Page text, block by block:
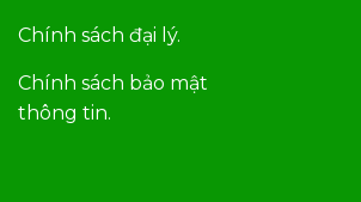
Chính sách đại lý.
Chính sách bảo mật
thông tin.